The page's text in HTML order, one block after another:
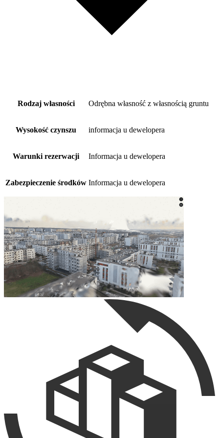
Rodzaj własności Odrębna własność z własnością gruntu
Wysokość czynszu informacja u dewelopera
Warunki rezerwacji Informacja u dewelopera
Zabezpieczenie środków Informacja u dewelopera